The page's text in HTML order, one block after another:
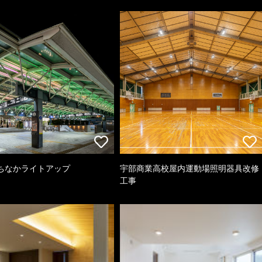
なかライトアップ
宇部商業高校屋内運動場照明器具改修
工事